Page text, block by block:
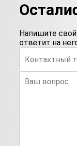
Напишите
ответит на